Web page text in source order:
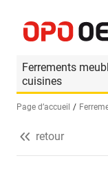
Ferrements
cuisines
Sélectionnez une
Page d’accueil
retour